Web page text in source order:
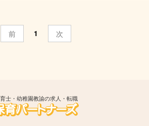
前 1 次
士・幼稚園教諭の求人・転職